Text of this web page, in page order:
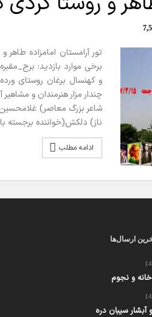
برخی موارد بازدید:
و کهنسال برغان روستای
چندار مزار هنرمندان و
شاعر بزرگ معاصر) غلامحسین
ناز) دلکش(خواننده برجسته
ادامه مطلب
ارسال‌ها
و نجوم
آبشار سیبان دره